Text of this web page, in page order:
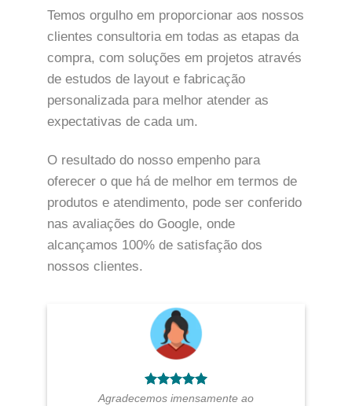
Temos orgulho em proporcionar aos nossos
clientes consultoria em todas as etapas da
compra, com soluções em projetos através
de estudos de layout e fabricação
personalizada para melhor atender as
expectativas de cada um.
O resultado do nosso empenho para
oferecer o que há de melhor em termos de
produtos e atendimento, pode ser conferido
nas avaliações do Google, onde
alcançamos 100% de satisfação dos
nossos clientes.
Agradecemos imensamente ao